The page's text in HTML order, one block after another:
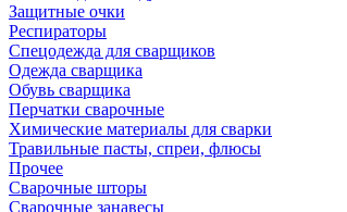
Защитные очки
Респираторы
Спецодежда для сварщиков
Одежда сварщика
Обувь сварщика
Перчатки сварочные
Химические материалы для сварки
Травильные пасты, спреи, флюсы
Прочее
Сварочные шторы
Сварочные занавесы